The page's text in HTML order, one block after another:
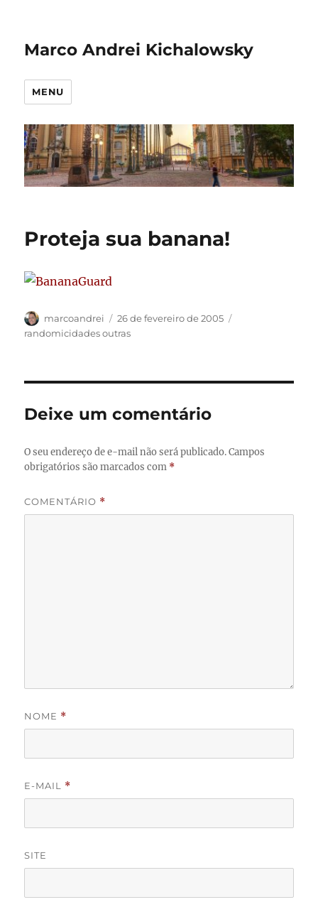
Marco Andrei Kichalowsky
MENU
Proteja sua banana!
Autor
marcoandrei
Publicado
em
26 de fevereiro de 2005
randomicidades outras
Deixe um comentário
O seu endereço de e-mail não será publicado. Campos
obrigatórios são marcados com *
COMENTÁRIO *
NOME *
E-MAIL *
SITE